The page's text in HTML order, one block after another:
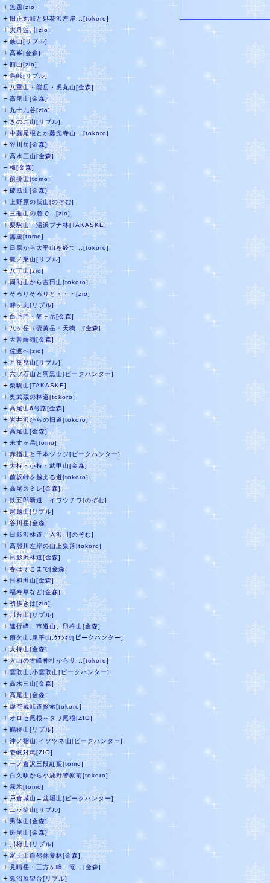
＋ 無題[zio]
＋旧正丸峠と処花沢左岸...[tokoro]
＋大丹波川[zio]
＋蕨山[リブル]
＋ 高峯[金森]
＋ 館山[zio]
＋烏峠[リブル]
＋八重山・能岳・虎丸山[金森]
－ 高尾山[金森]
＋ 九十九谷[zio]
＋きのこ山[リブル]
＋中藤尾根とか藤光寺山...[tokoro]
＋ 谷川岳[金森]
＋ 高水三山[金森]
－梅[金森]
＋前掛山[tomo]
＋ 破風山[金森]
＋ 上野原の低山[のぞむ]
＋三瓶山の麓で…[zio]
＋栗駒山・湯浜ブナ林[TAKASKE]
＋無題[tomo]
＋ 日原から大平山を経て...[tokoro]
＋鷹ノ巣山[リブル]
＋八丁山[zio]
＋周助山から吉田山[tokoro]
＋ そろりそろりと・・・[zio]
＋ 畔ヶ丸[リブル]
＋白毛門・笠ヶ岳[金森]
＋八ヶ岳（硫黄岳・天狗...[金森]
＋ 大菩薩嶺[金森]
＋ 佐渡へ[zio]
＋月夜見山[リブル]
＋六ツ石山と羽黒山[ピークハンター]
＋ 栗駒山[TAKASKE]
＋ 奥武蔵の林道[tokoro]
＋高尾山6号路[金森]
＋岩井沢からの旧道[tokoro]
＋ 高尾山[金森]
＋ 未丈ヶ岳[tomo]
＋赤指山と千本ツツジ[ピークハンター]
＋大持・小持・武甲山[金森]
＋前坂峠を越える道[tokoro]
＋ 高尾スミレ[金森]
＋鉄五郎新道 イワウチワ[のぞむ]
＋尾越山[リブル]
＋谷川岳[金森]
＋ 日影沢林道、入沢川[のぞむ]
＋ 高麗川左岸の山上集落[tokoro]
＋日影沢林道[金森]
＋春はそこまで[金森]
＋ 日和田山[金森]
＋ 福寿草など[金森]
＋初歩きは[zio]
＋川苔山[リブル]
＋ 連行峰、市道山、臼杵山[金森]
＋ 雨乞山,尾平山,ｳｴﾝﾀﾜ[ピークハンター]
＋大持山[金森]
＋入山の古峰神社からサ...[tokoro]
＋雲取山,小雲取山[ピークハンター]
＋ 高水三山[金森]
＋高尾山[金森]
＋虚空蔵峠道探索[tokoro]
＋オロセ尾根～タワ尾根[ZIO]
＋ 鶴寝山[リブル]
＋沖ノ指山,イソツネ山[ピークハンター]
＋壱岐対馬[ZIO]
＋一ノ倉沢三段紅葉[tomo]
＋ 白久駅から小鹿野警察前[tokoro]
＋ 霧氷[tomo]
＋戸倉城山→盆堀山[ピークハンター]
＋二ッ箭山[リブル]
＋ 男体山[金森]
＋ 斑尾山[金森]
＋川桁山[リブル]
＋富士山自然休養林[金森]
＋ 見晴岳・三方ヶ峰・篭...[金森]
＋ 魚沼展望台[リブル]